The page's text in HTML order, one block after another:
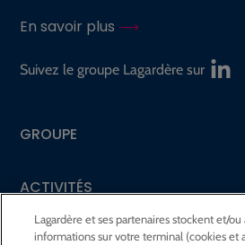
En savoir plus
Suivez le groupe Lagardère sur
GROUPE
ACTIVITÉS
ACTIONNAIRES &
Lagardère et ses partenaires stockent et/
informations sur votre terminal (cookies et